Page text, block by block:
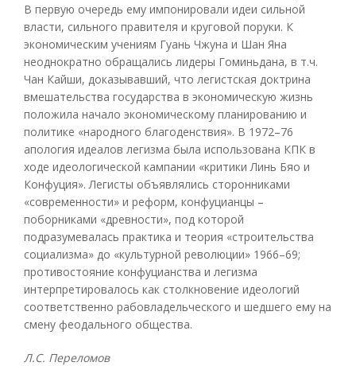
В первую очередь ему импонировали идеи сильной
власти, сильного правителя и круговой поруки. К
экономическим учениям Гуань Чжуна и Шан Яна
неоднократно обращались лидеры Гоминьдана, в т.ч.
Чан Кайши, доказывавший, что легистская доктрина
вмешательства государства в экономическую жизнь
положила начало экономическому планированию и
политике «народного благоденствия». В 1972–76
апология идеалов легизма была использована КПК в
ходе идеологической кампании «критики Линь Бяо и
Конфуция». Легисты объявлялись сторонниками
«современности» и реформ, конфуцианцы –
поборниками «древности», под которой
подразумевалась практика и теория «строительства
социализма» до «культурной революции» 1966–69;
противостояние конфуцианства и легизма
интерпретировалось как столкновение идеологий
соответственно рабовладельческого и шедшего ему на
смену феодального общества.
Л.С. Переломов